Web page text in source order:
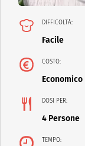
DIFFICOLTÀ:
Facile
COSTO:
Economico
DOSI PER:
4 Persone
TEMPO: